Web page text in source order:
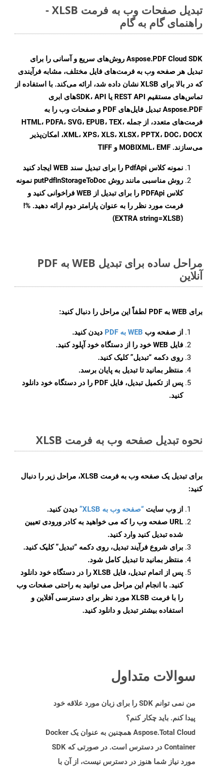
تبدیل صفحات وب به فرمت XLSB -
راهنمای گام به گام
Aspose.PDF Cloud SDK روش‌های سریع و آسانی را برای
تبدیل هر صفحه وب به فرمت‌های فایل مختلف، مشابه فرآیندی
که در بالا برای XLSB نشان داده شد، ارائه می‌کند. با استفاده از
تماس‌های مستقیم REST API یا SDK، API‌های ابری
Aspose.PDF تبدیل فایل‌های PDF و صفحات وب را به
فرمت‌های متعدد، از جمله HTML، PDFA، SVG، EPUB، TEX،
XML، XPS، XLS، XLSX، PPTX، DOC، DOCX، امکان‌پذیر
می‌سازند. MOBIXML، EMF و TIFF
نمونه کلاس PdfApi را برای تبدیل سند WEB ایجاد کنید
روش مناسبی مانند روش putPdfInStorageToDoc نمونه
کلاس PDFApi را برای تبدیل از WEB فراخوانی کنید و
فرمت مورد نظر را به عنوان پارامتر دوم ارائه دهید. %!
(EXTRA string=XLSB)
مراحل ساده برای تبدیل WEB به PDF
آنلاین
برای WEB به PDF لطفاً این مراحل را دنبال کنید:
از صفحه وب WEB به PDF
دیدن کنید.
فایل WEB خود را از دستگاه خود آپلود کنید.
روی دکمه “تبدیل”کلیک کنید.
منتظر بمانید تا تبدیل به پایان برسد.
پس از تکمیل تبدیل، فایل PDF را در دستگاه خود دانلود
کنید.
نحوه تبدیل صفحه وب به فرمت XLSB
برای تبدیل یک صفحه وب به فرمت XLSB، مراحل زیر را دنبال
کنید:
از وب سایت “صفحه وب به XLSB”
دیدن کنید.
URL صفحه وب را که می خواهید به کادر ورودی تعیین
شده تبدیل کنید وارد کنید.
برای شروع فرآیند تبدیل، روی دکمه “تبدیل” کلیک کنید.
منتظر بمانید تا تبدیل کامل شود.
پس از اتمام تبدیل، فایل XLSB را در دستگاه خود دانلود
کنید. با انجام این مراحل می توانید به راحتی صفحات وب
را با فرمت XLSB مورد نظر برای دسترسی آفلاین و
استفاده بیشتر تبدیل و دانلود کنید.
سوالات متداول
من نمی توانم SDK را برای زبان مورد علاقه خود
پیدا کنم. باید چکار کنم؟
Aspose.Total Cloud همچنین به عنوان یک Docker
Container در دسترس است. در صورتی که SDK
مورد نیاز شما هنوز در دسترس نیست، از آن با